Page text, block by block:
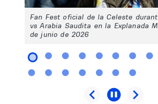
Fan Fest oficial de la Celeste
vs Arabia Saudita en la Explanada
de junio de 2026